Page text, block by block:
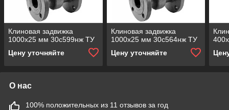
Клиновая задвижка
1000x25 мм 30с599нж ТУ
Цену уточняйте
Клиновая задвижка
1000x25 мм 30с564нж ТУ
Цену уточняйте
О нас
100% положительных из 11 отзывов за год